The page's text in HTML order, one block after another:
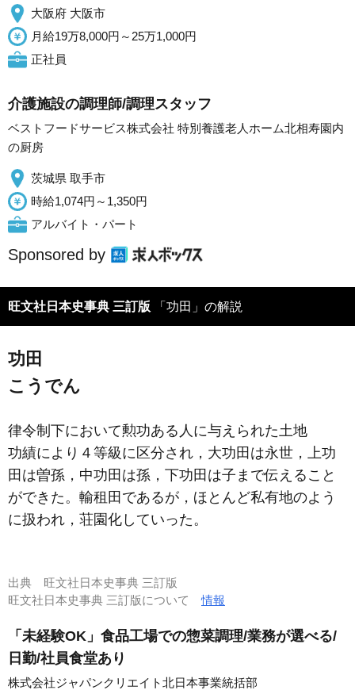
大阪府 大阪市
月給19万8,000円～25万1,000円
正社員
介護施設の調理師/調理スタッフ
ベストフードサービス株式会社 特別養護老人ホーム北相寿園内
の厨房
茨城県 取手市
時給1,074円～1,350円
アルバイト・パート
Sponsored by
旺文社日本史事典 三訂版 「功田」の解説
功田
こうでん
律令制下において勲功ある人に与えられた土地
功績により４等級に区分され，大功田は永世，上功
田は曽孫，中功田は孫，下功田は子まで伝えること
ができた。輸租田であるが，ほとんど私有地のよう
に扱われ，荘園化していった。
出典 旺文社日本史事典 三訂版
旺文社日本史事典 三訂版について情報
「未経験OK」食品工場での惣菜調理/業務が選べる/
日勤/社員食堂あり
株式会社ジャパンクリエイト北日本事業統括部